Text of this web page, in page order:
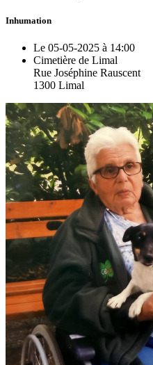
Inhumation
Le 05-05-2025 à 14:00
Cimetière de Limal
Rue Joséphine Rauscent
1300 Limal